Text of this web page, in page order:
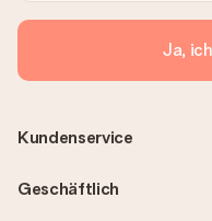
Ja,
Kundenservice
Geschäftlich